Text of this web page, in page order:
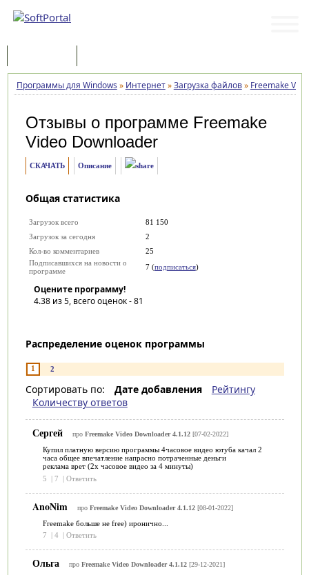
Программы для Windows » Интернет»Загрузка файлов» Freemake
Отзывы о программе Freemake
Video Downloader
СКАЧАТЬ Описание
Общая статистика
Загрузок всего
81 150
Загрузок за сегодня
2
Кол-во комментариев
25
Подписавшихся на новости о
программе
7 (подписаться)
Оцените программу!
4.38из 5, всего оценок -81
Распределение оценок программы
1 2
Сортировать по: Дате добавления
Рейтингу
Количеству ответов
Сергей про Freemake Video Downloader 4.1.12[07-02-2022]
Купил платную версию программы 4часовое видео ютуба качал 2
часа общее впечатление напрасно потраченные деньги
реклама врет (2х часовое видео за 4 минуты)
5
| 7 | Ответить
AnoNim про Freemake Video Downloader 4.1.12[08-01-2022]
Freemake больше не free) иронично...
7
| 4 | Ответить
Ольга про Freemake Video Downloader 4.1.12[29-12-2021]